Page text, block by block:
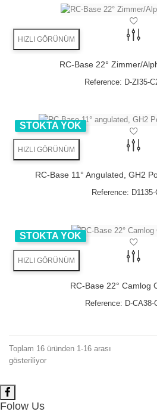
HIZLI GÖRÜNÜM
RC-Base 22° Zimmer/
Reference: D-ZI35-
HIZLI GÖRÜNÜM
STOKTA YOK
RC-Base 11° Angulated, GH2
Reference:
HIZLI GÖRÜNÜM
STOKTA YOK
RC-Base 22° Camlog
Reference: D-CA38-
Toplam 16 üründen 1-16 arası
gösteriliyor
Folow Us